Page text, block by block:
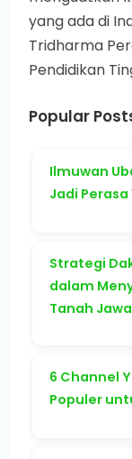
yang ada di
Tridharma
Pendidikan
Popular
Ilmuwan
Jadi
Strategi
dalam
Tanah Jawa
6 Channel
Populer